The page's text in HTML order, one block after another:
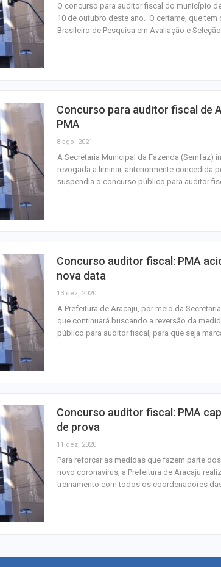
O concurso para auditor fiscal do município
10 de outubro deste ano. O certame, que
Brasileiro de Pesquisa em Avaliação e
Concurso para auditor fiscal de
PMA
8 ago, 2021
A Secretaria Municipal da Fazenda (Semfaz)
revogada a liminar, anteriormente concedida
suspendia o concurso público para auditor
Concurso auditor fiscal: PMA
nova data
13 dez, 2020
A Prefeitura de Aracaju, por meio da
que continuará buscando a reversão da
público para auditor fiscal, para que seja
Concurso auditor fiscal: PMA
de prova
11 dez, 2020
Para reforçar as medidas que fazem parte
novo coronavírus, a Prefeitura de Aracaju
treinamento com todos os coordenadores